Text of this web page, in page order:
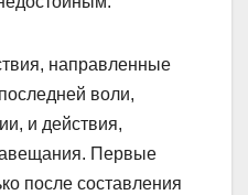
направленные
воли,
и действия,
Первые
после составления